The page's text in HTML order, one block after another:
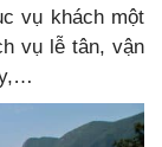
vụ khách một
vụ lễ tân, vận